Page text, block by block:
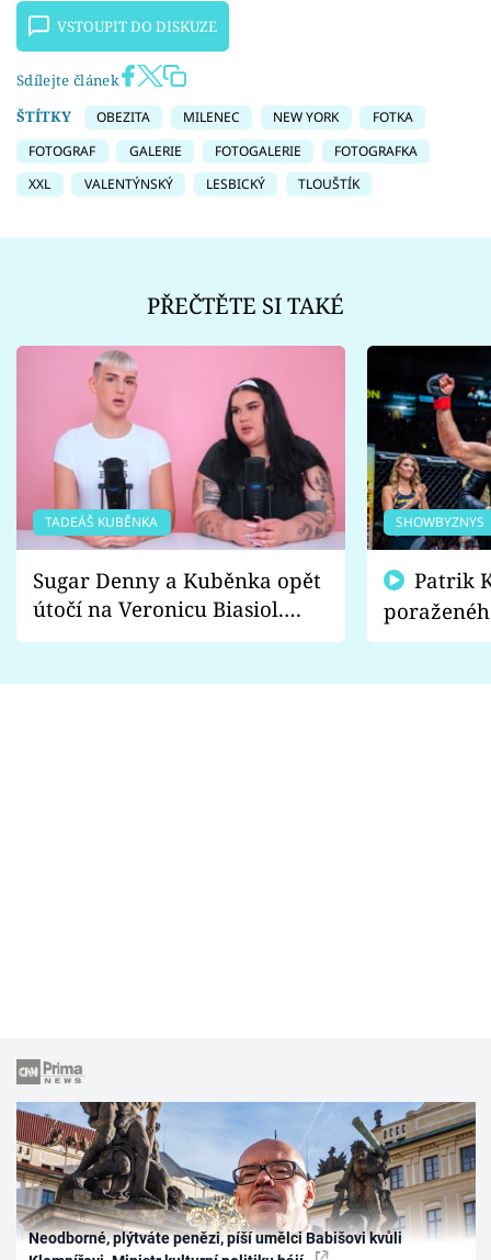
VSTOUPIT DO DISKUZE
Sdílejte článek
ŠTÍTKY
OBEZITA MILENEC NEW YORK
FOTKA
FOTOGRAF
GALERIE FOTOGALERIE
FOTOGRAFKA
XXL
VALENTÝNSKÝ LESBICKÝ TLOUŠTÍK
PŘEČTĚTE SI TAKÉ
TADEÁŠ KUBĚNKA
Sugar Denny a Kuběnka opět
útočí na Veronicu Biasiol.
Proč je podle nich falešná a
SHOWBYZNYS
fanoušci
Neodborné, plýtváte penězi, píší umělci Babišovi kvůli